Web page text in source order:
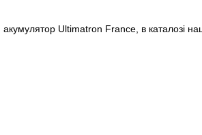
Ultimatron France, в каталозі